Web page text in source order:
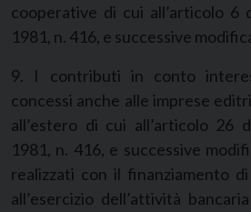
cooperative di cui all’articolo 6
1981, n. 416, e successive
9. I contributi in conto
concessi anche alle imprese
all’estero di cui all’articolo 26
1981, n. 416, e successive
realizzati con il finanziamento
all’esercizio dell’attività